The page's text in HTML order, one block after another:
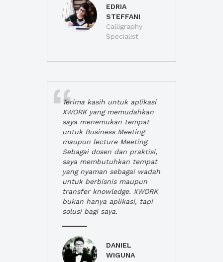
EDRIA
STEFFANI
Calligraphy
Specialist
Terima kasih untuk aplikasi
XWORK yang memudahkan
saya menemukan tempat
untuk Business Meeting
maupun lecture Meeting.
Sebagai dosen dan praktisi,
saya membutuhkan tempat
yang nyaman sebagai wadah
untuk berbisnis maupun
transfer knowledge. XWORK
bukan hanya aplikasi, tapi
solusi bagi saya.
DANIEL
WIGUNA